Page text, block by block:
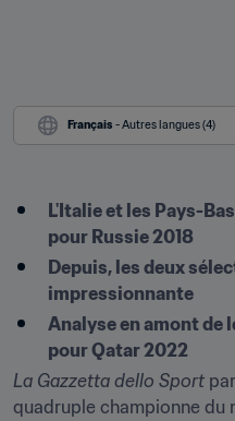
Français - Autres langues (4)
L'Italie et les Pays-
pour Russie 2018
Depuis, les deux
impressionnante
Analyse en amont de
pour Qatar 2022
La Gazzetta dello Sport
quadruple championne du